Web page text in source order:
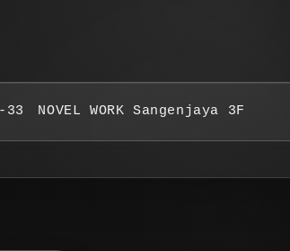
NOVEL WORK Sangenjaya 3F